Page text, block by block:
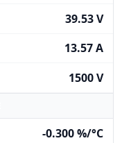
39.53 V
13.57 A
1500 V
-0.300 %/°C